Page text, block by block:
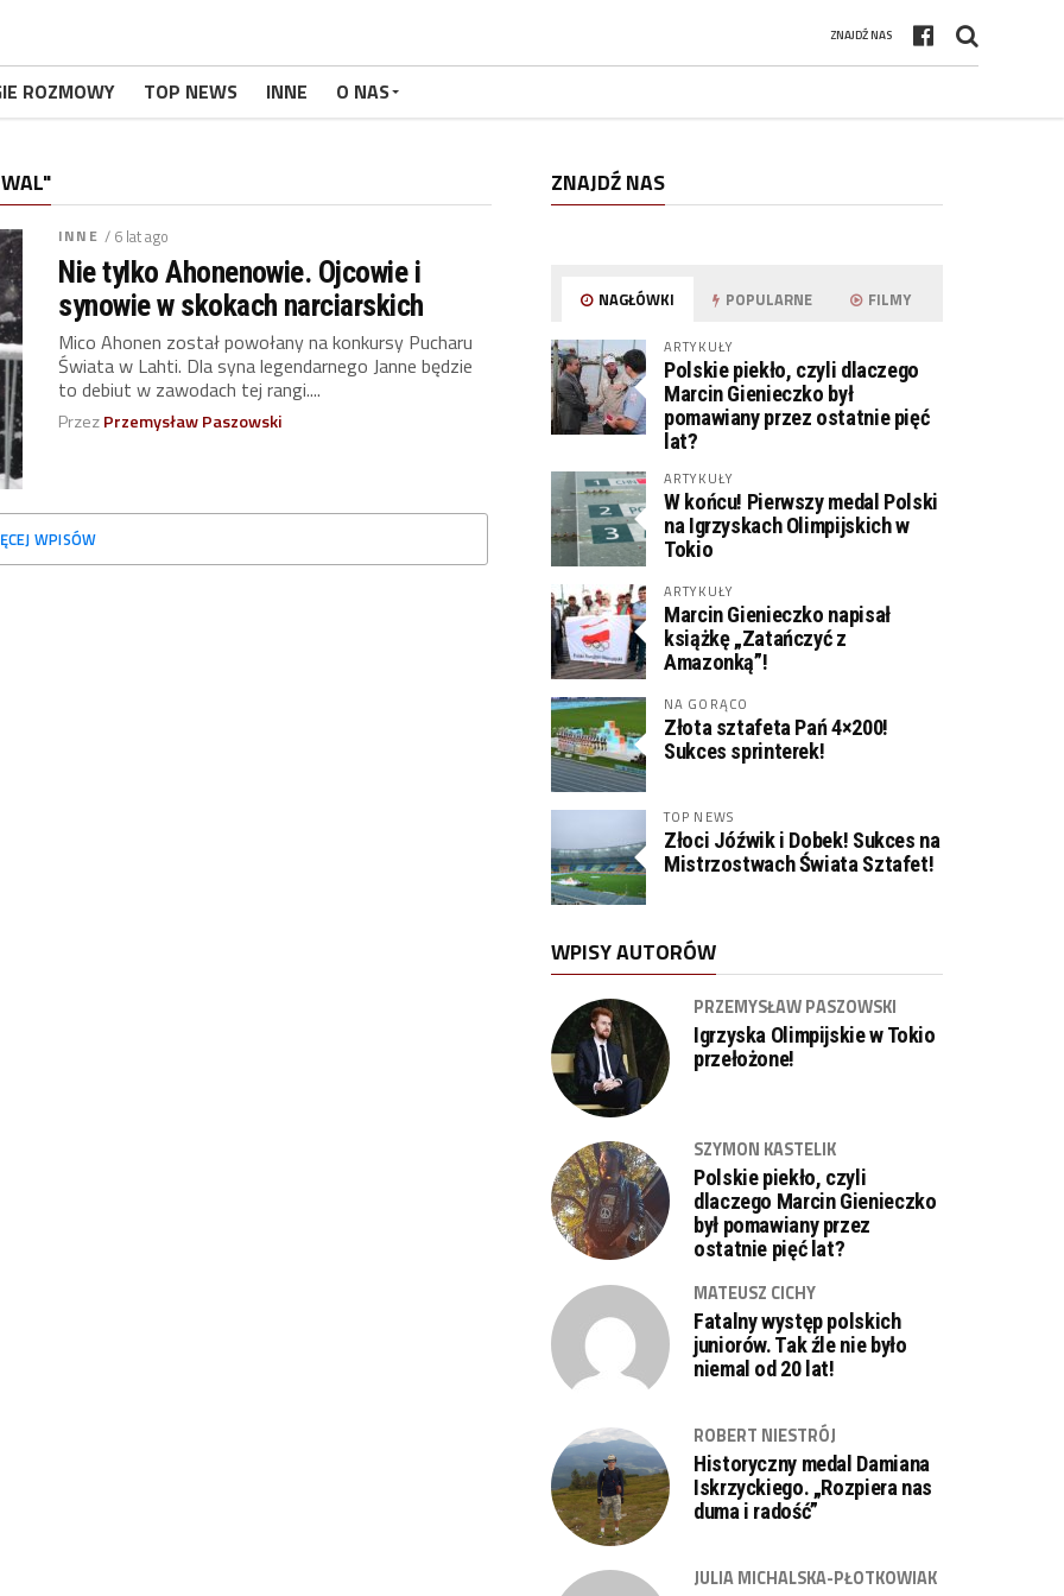
ZNAJDŹ NAS
ROZMOWY TOP NEWS INNE O NAS
INNE / 6 lat ago
Nie tylko Ahonenowie. Ojcowie i
synowie w skokach narciarskich
Mico Ahonen został powołany na konkursy Pucharu
Świata w Lahti. Dla syna legendarnego Janne będzie
to debiut w zawodach tej rangi....
PrzezPrzemysław Paszowski
WPISÓW
ZNAJDŹ NAS
NAGŁÓWKI POPULARNE FILMY
ARTYKUŁY
Polskie piekło, czyli dlaczego
Marcin Gienieczko był
pomawiany przez ostatnie pięć
lat?
ARTYKUŁY
W końcu! Pierwszy medal Polski
na Igrzyskach Olimpijskich w
Tokio
ARTYKUŁY
Marcin Gienieczko napisał
książkę „Zatańczyć z
Amazonką”!
NA GORĄCO
Złota sztafeta Pań 4×200!
Sukces sprinterek!
TOP NEWS
Złoci Jóźwik i Dobek! Sukces na
Mistrzostwach Świata Sztafet!
WPISY AUTORÓW
PRZEMYSŁAW PASZOWSKI
Igrzyska Olimpijskie w Tokio
przełożone!
SZYMON KASTELIK
Polskie piekło, czyli
dlaczego Marcin Gienieczko
był pomawiany przez
ostatnie pięć lat?
MATEUSZ CICHY
Fatalny występ polskich
juniorów. Tak źle nie było
niemal od 20 lat!
ROBERT NIESTRÓJ
Historyczny medal Damiana
Iskrzyckiego. „Rozpiera nas
duma i radość”
JULIA MICHALSKA-PŁOTKOWIAK